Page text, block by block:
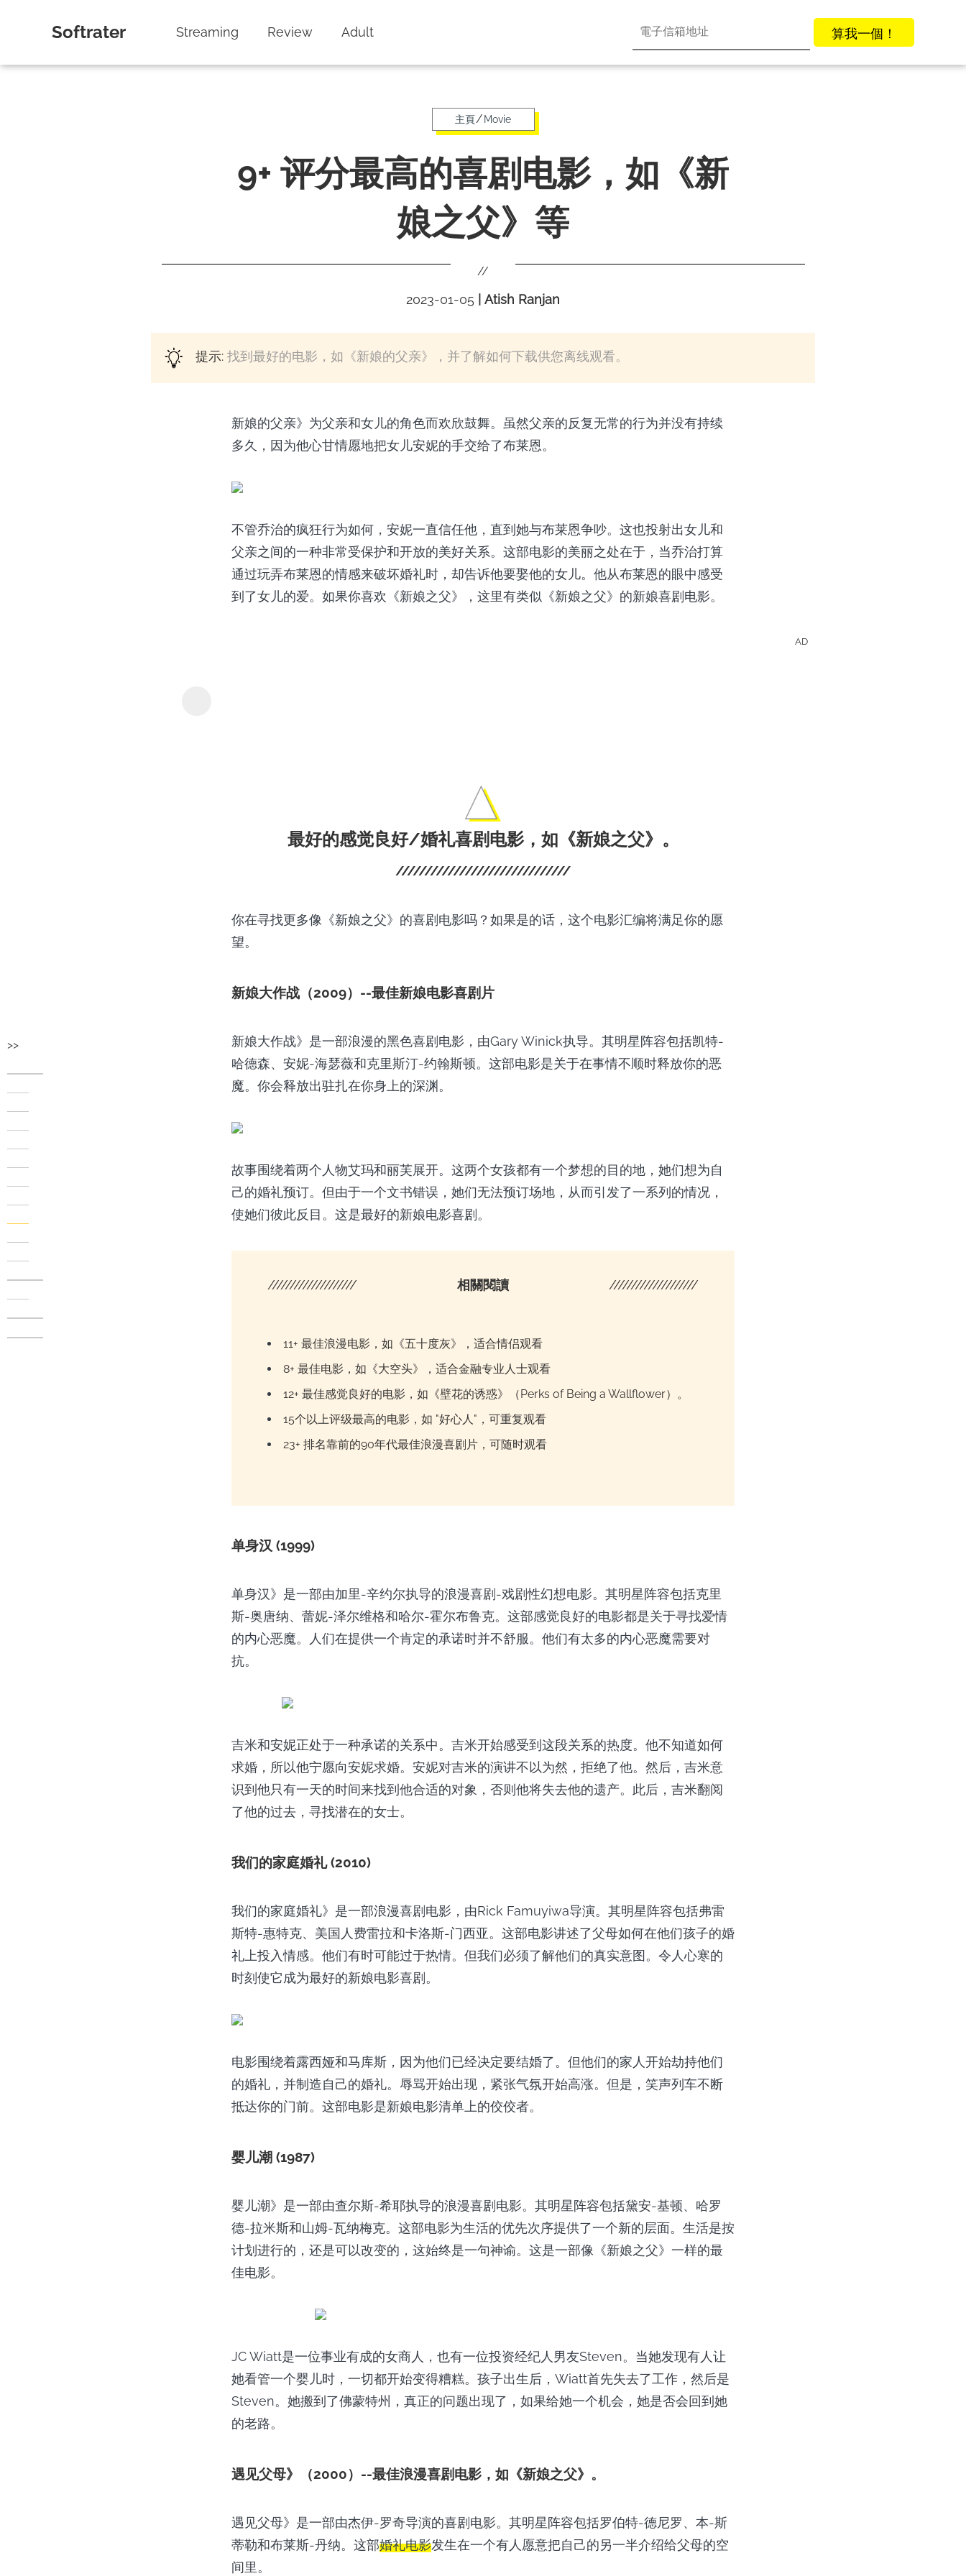
Softrater Streaming Review Adult 算我一個！
>>
主頁/ Movie
9+ 评分最高的喜剧电影，如《新
娘之父》等
//
2023-01-05 Atish Ranjan
提示: 找到最好的电影，如《新娘的父亲》，并了解如何下载供您离线观看。
新娘的父亲》为父亲和女儿的角色而欢欣鼓舞。虽然父亲的反复无常的行为并没有持续
多久，因为他心甘情愿地把女儿安妮的手交给了布莱恩。
不管乔治的疯狂行为如何，安妮一直信任他，直到她与布莱恩争吵。这也投射出女儿和
父亲之间的一种非常受保护和开放的美好关系。这部电影的美丽之处在于，当乔治打算
通过玩弄布莱恩的情感来破坏婚礼时，却告诉他要娶他的女儿。他从布莱恩的眼中感受
到了女儿的爱。如果你喜欢《新娘之父》，这里有类似《新娘之父》的新娘喜剧电影。
AD
最好的感觉良好/婚礼喜剧电影，如《新娘之父》。
你在寻找更多像《新娘之父》的喜剧电影吗？如果是的话，这个电影汇编将满足你的愿
望。
新娘大作战（2009）--最佳新娘电影喜剧片
新娘大作战》是一部浪漫的黑色喜剧电影，由Gary Winick执导。其明星阵容包括凯特-
哈德森、安妮-海瑟薇和克里斯汀-约翰斯顿。这部电影是关于在事情不顺时释放你的恶
魔。你会释放出驻扎在你身上的深渊。
故事围绕着两个人物艾玛和丽芙展开。这两个女孩都有一个梦想的目的地，她们想为自
己的婚礼预订。但由于一个文书错误，她们无法预订场地，从而引发了一系列的情况，
使她们彼此反目。这是最好的新娘电影喜剧。
//////////////////// 相關閱讀 ////////////////////
11+ 最佳浪漫电影，如《五十度灰》，适合情侣观看
8+ 最佳电影，如《大空头》，适合金融专业人士观看
12+ 最佳感觉良好的电影，如《壁花的诱惑》（Perks of Being a Wallflower）。
15个以上评级最高的电影，如 "好心人"，可重复观看
23+ 排名靠前的90年代最佳浪漫喜剧片，可随时观看
单身汉 (1999)
单身汉》是一部由加里-辛约尔执导的浪漫喜剧-戏剧性幻想电影。其明星阵容包括克里
斯-奥唐纳、蕾妮-泽尔维格和哈尔-霍尔布鲁克。这部感觉良好的电影都是关于寻找爱情
的内心恶魔。人们在提供一个肯定的承诺时并不舒服。他们有太多的内心恶魔需要对
抗。
吉米和安妮正处于一种承诺的关系中。吉米开始感受到这段关系的热度。他不知道如何
求婚，所以他宁愿向安妮求婚。安妮对吉米的演讲不以为然，拒绝了他。然后，吉米意
识到他只有一天的时间来找到他合适的对象，否则他将失去他的遗产。此后，吉米翻阅
了他的过去，寻找潜在的女士。
我们的家庭婚礼 (2010)
我们的家庭婚礼》是一部浪漫喜剧电影，由Rick Famuyiwa导演。其明星阵容包括弗雷
斯特-惠特克、美国人费雷拉和卡洛斯-门西亚。这部电影讲述了父母如何在他们孩子的婚
礼上投入情感。他们有时可能过于热情。但我们必须了解他们的真实意图。令人心寒的
时刻使它成为最好的新娘电影喜剧。
电影围绕着露西娅和马库斯，因为他们已经决定要结婚了。但他们的家人开始劫持他们
的婚礼，并制造自己的婚礼。辱骂开始出现，紧张气氛开始高涨。但是，笑声列车不断
抵达你的门前。这部电影是新娘电影清单上的佼佼者。
婴儿潮 (1987)
婴儿潮》是一部由查尔斯-希耶执导的浪漫喜剧电影。其明星阵容包括黛安-基顿、哈罗
德-拉米斯和山姆-瓦纳梅克。这部电影为生活的优先次序提供了一个新的层面。生活是按
计划进行的，还是可以改变的，这始终是一句神谕。这是一部像《新娘之父》一样的最
佳电影。
JC Wiatt是一位事业有成的女商人，也有一位投资经纪人男友Steven。当她发现有人让
她看管一个婴儿时，一切都开始变得糟糕。孩子出生后，Wiatt首先失去了工作，然后是
Steven。她搬到了佛蒙特州，真正的问题出现了，如果给她一个机会，她是否会回到她
的老路。
遇见父母》（2000）--最佳浪漫喜剧电影，如《新娘之父》。
遇见父母》是一部由杰伊-罗奇导演的喜剧电影。其明星阵容包括罗伯特-德尼罗、本-斯
蒂勒和布莱斯-丹纳。这部婚礼电影发生在一个有人愿意把自己的另一半介绍给父母的空
间里。